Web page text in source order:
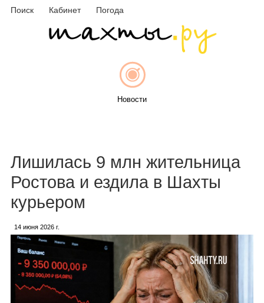
Поиск Кабинет Погода
Новости
Каталог
Лишилась 9 млн жительница
Ростова и ездила в Шахты
курьером
14 июня 2026 г.